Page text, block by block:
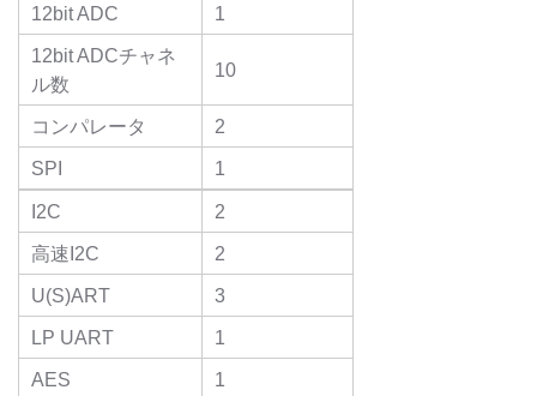
12bit ADC
1
12bit ADCチャネ
ル数
10
コンパレータ
2
SPI
1
I2C
2
高速I2C
2
U(S)ART
3
LP UART
1
AES
1